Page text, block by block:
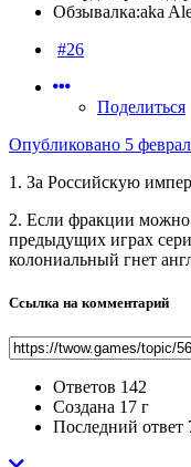
Обзывалка:aka
#26
Поделиться
Опубликовано 5
1. За Российскую
2. Если фракции можно
предыдущих играх
колониальный гнет
Ссылка на комментарий
Ответов 142
Создана 17 г
Последний ответ